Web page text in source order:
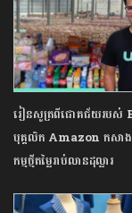
រៀនសូត្រពីជោគជ័យរបស់
បុគ្គលិក Amazon កសាង
កម្មថ្មីតម្លៃរាប់លានដុល្លារ